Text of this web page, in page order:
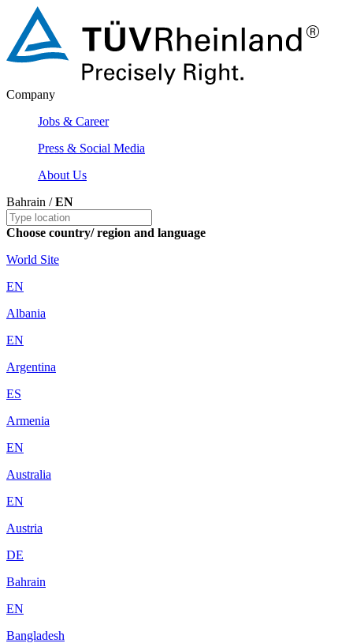
Company
Jobs & Career
Press & Social Media
About Us
Bahrain /EN
Choose country/ region and language
World Site
EN
Albania
EN
Argentina
ES
Armenia
EN
Australia
EN
Austria
DE
Bahrain
EN
Bangladesh